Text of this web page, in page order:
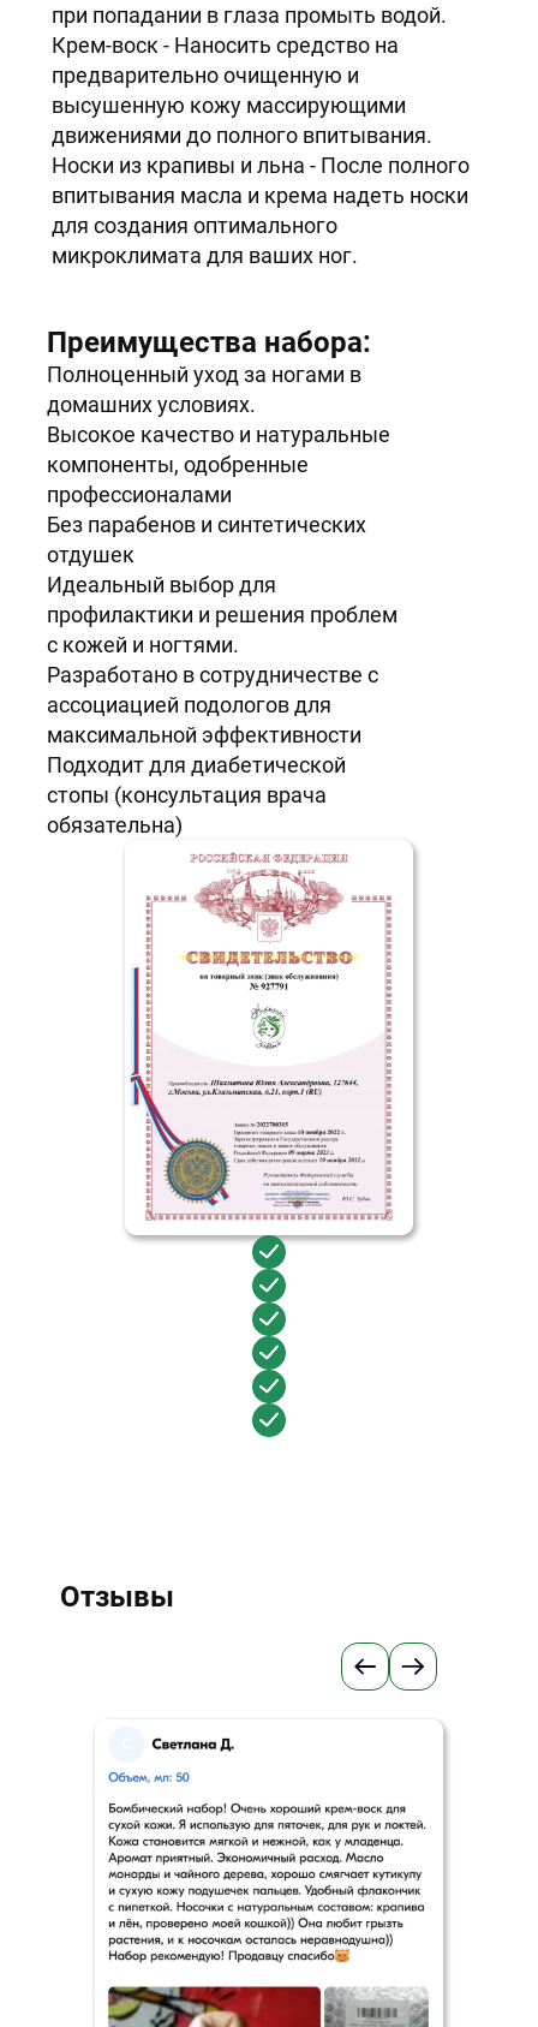
при попадании в глаза промыть водой.
Крем-воск - Наносить средство на
предварительно очищенную и
высушенную кожу массирующими
движениями до полного впитывания.
Носки из крапивы и льна - После полного
впитывания масла и крема надеть носки
для создания оптимального
микроклимата для ваших ног.
Преимущества набора:
Полноценный уход за ногами в
домашних условиях.
Высокое качество и натуральные
компоненты, одобренные
профессионалами
Без парабенов и синтетических
отдушек
Идеальный выбор для
профилактики и решения проблем
с кожей и ногтями.
Разработано в сотрудничестве с
ассоциацией подологов для
максимальной эффективности
Подходит для диабетической
стопы (консультация врача
обязательна)
Отзывы